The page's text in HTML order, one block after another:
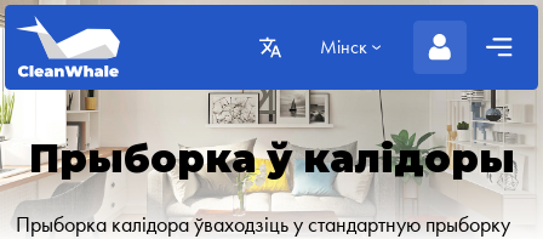
Мінск
Прыборка ў калідоры
Прыборка калідора ўваходзіць у стандартную прыборку